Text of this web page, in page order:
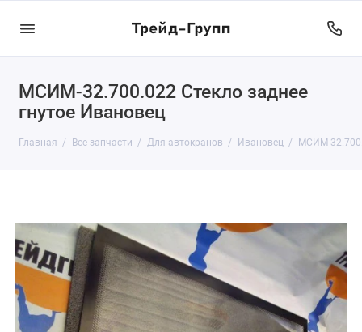
МСИМ-32.700.022 Стекло заднее
гнутое Ивановец
Главная Все запчасти Для автокранов Ивановец МСИМ-